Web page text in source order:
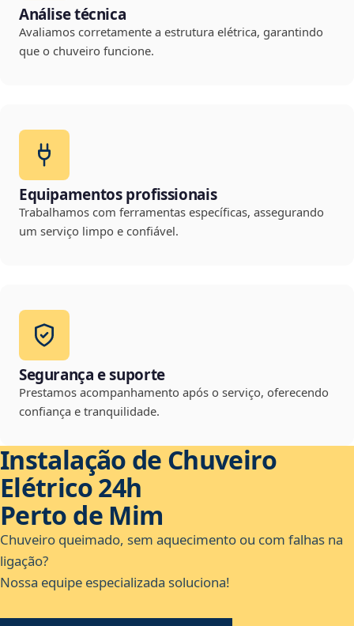
Análise técnica
Avaliamos corretamente a estrutura elétrica, garantindo
que o chuveiro funcione.
Equipamentos profissionais
Trabalhamos com ferramentas específicas, assegurando
um serviço limpo e confiável.
Segurança e suporte
Prestamos acompanhamento após o serviço, oferecendo
confiança e tranquilidade.
Instalação de Chuveiro
Elétrico 24h
Perto de Mim
Chuveiro queimado, sem aquecimento ou com falhas na
ligação?
Nossa equipe especializada soluciona!